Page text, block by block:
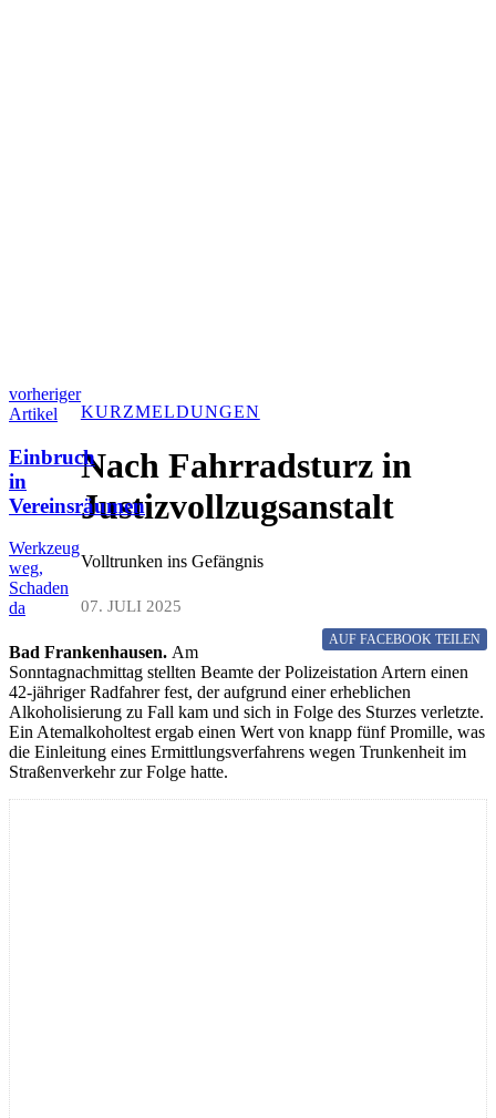
vorheriger
Artikel
Einbruch
in
Vereinsräumen
Werkzeug
weg,
Schaden
da
KURZMELDUNGEN
Nach Fahrradsturz in
Justizvollzugsanstalt
Volltrunken ins Gefängnis
07. JULI 2025
AUF FACEBOOK TEILEN
Bad Frankenhausen. Am
Sonntagnachmittag stellten Beamte der Polizeistation Artern einen
42-jähriger Radfahrer fest, der aufgrund einer erheblichen
Alkoholisierung zu Fall kam und sich in Folge des Sturzes verletzte.
Ein Atemalkoholtest ergab einen Wert von knapp fünf Promille, was
die Einleitung eines Ermittlungsverfahrens wegen Trunkenheit im
Straßenverkehr zur Folge hatte.